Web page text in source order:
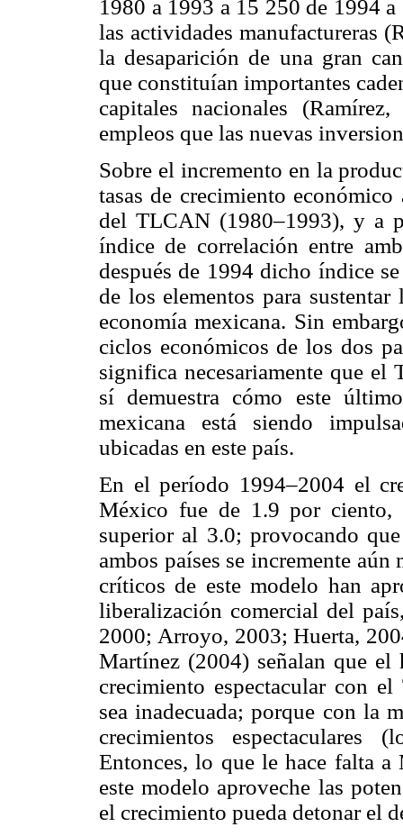
1980 a 1993 a 15 250 de 1994
las actividades manufactureras
la desaparición de una gran
que constituían importantes
capitales nacionales
empleos que las nuevas
Sobre el incremento en la
tasas de crecimiento
del TLCAN (1980–1993), y a
índice de correlación entre
después de 1994 dicho índice
de los elementos para
economía mexicana. Sin
ciclos económicos de los dos
significa necesariamente que
sí demuestra cómo este
mexicana está siendo
ubicadas en este país.
En el período 1994–2004 el
México fue de 1.9 por ciento,
superior al 3.0; provocando
ambos países se incremente
críticos de este modelo han
liberalización comercial del
2000; Arroyo, 2003; Huerta,
Martínez (2004) señalan que
crecimiento espectacular con
sea inadecuada; porque con la
crecimientos espectaculares
Entonces, lo que le hace falta a
este modelo aproveche las
el crecimiento pueda detonar el